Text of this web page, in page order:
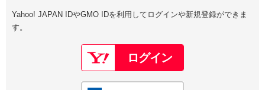
Google
GMO ID Amazon
Value Domain Oneアカウント作成
以下でも登録可能
Google Yahoo!
Yahoo! JAPAN IDやGMO IDを利用してログインや新規登録ができま
す。